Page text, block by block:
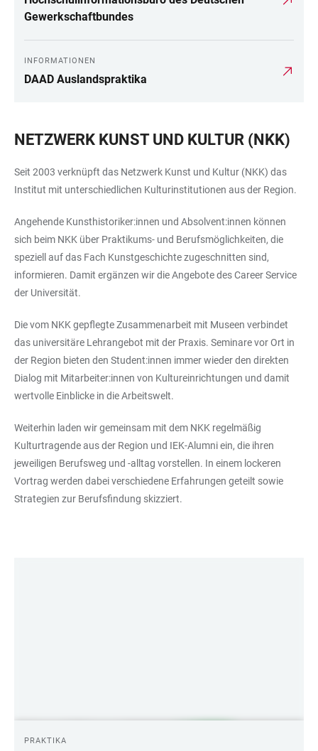
Gewerkschaftbundes
INFORMATIONEN
DAAD Auslandspraktika
NETZWERK KUNST UND KULTUR (NKK)
Seit 2003 verknüpft das Netzwerk Kunst und Kultur (NKK) das
Institut mit unterschiedlichen Kulturinstitutionen aus der Region.
Angehende Kunsthistoriker:innen und Absolvent:innen können
sich beim NKK über Praktikums- und Berufsmöglichkeiten, die
speziell auf das Fach Kunstgeschichte zugeschnitten sind,
informieren. Damit ergänzen wir die Angebote des Career Service
der Universität.
Die vom NKK gepflegte Zusammenarbeit mit Museen verbindet
das universitäre Lehrangebot mit der Praxis. Seminare vor Ort in
der Region bieten den Student:innen immer wieder den direkten
Dialog mit Mitarbeiter:innen von Kultureinrichtungen und damit
wertvolle Einblicke in die Arbeitswelt.
Weiterhin laden wir gemeinsam mit dem NKK regelmäßig
Kulturtragende aus der Region und IEK-Alumni ein, die ihren
jeweiligen Berufsweg und -alltag vorstellen. In einem lockeren
Vortrag werden dabei verschiedene Erfahrungen geteilt sowie
Strategien zur Berufsfindung skizziert.
PRAKTIKA